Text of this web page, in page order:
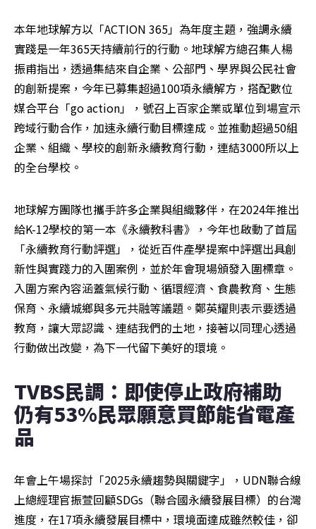
本年地球解方以「ACTION 365」為年度主題，強調永續
實踐是一年365天持續前行的行動。地球解方總召集人楊
振甫指出，透過集結來自企業、公部門、學界與公民社會
的創新提案，今年已募集超過100項永續解方，搭配數位
媒合平台「go action」，號召上百家企業或單位到場宣示
跨域行動合作，加速永續行動目標達成。並推動超過50組
企業、組織、學校的創新永續教育行動，連結3000所以上
的全台學校。
地球解方團隊也攜手許多企業與組織夥伴，在2024年推出
給K-12學校的第一本《永續教科書》，今年也啟動了首屆
「永續教育行動評選」，從近百件產學提案中評選出具創
新性與實踐力的入圍案例，並於年會現場頒發入圍標章。
入圍方案內容涵蓋氣候行動、循環經濟、食農教育、生態
保育、永續城鄉與多元共融等議題。鄭英耀則表示要透過
教育，讓大眾認識、連結我們的土地，接著以同理心透過
行動做出改變，為下一代留下美好的環境。
TVBS民調：即使停止政府補助
仍有53%民眾願意買節能省電產
品
年會上午場探討「2025永續趨勢與關鍵字」，UDN聯合線
上總經理官振萱回顧SDGs（聯合國永續發展目標）的台灣
進度，在17項永續發展目標中，環境面達成雖然較佳，卻